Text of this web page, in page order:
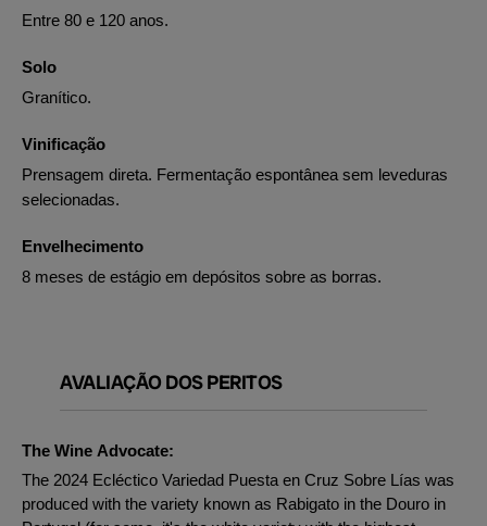
Entre 80 e 120 anos.
Solo
Granítico.
Vinificação
Prensagem direta. Fermentação espontânea sem leveduras
selecionadas.
Envelhecimento
8 meses de estágio em depósitos sobre as borras.
AVALIAÇÃO DOS PERITOS
The Wine Advocate:
The 2024 Ecléctico Variedad Puesta en Cruz Sobre Lías was
produced with the variety known as Rabigato in the Douro in